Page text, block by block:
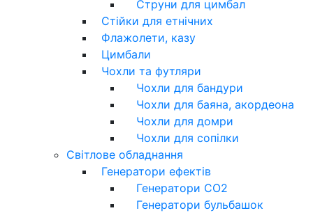
Струни для цимбал
Стійки для етнічних
Флажолети, казу
Цимбали
Чохли та футляри
Чохли для бандури
Чохли для баяна, акордеона
Чохли для домри
Чохли для сопілки
Світлове обладнання
Генератори ефектів
Генератори CO2
Генератори бульбашок